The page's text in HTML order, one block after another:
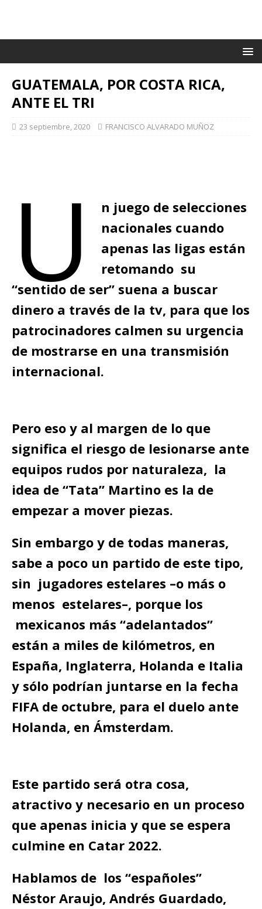
GUATEMALA, POR COSTA RICA,
ANTE EL TRI
23 septiembre, 2020 FRANCISCO ALVARADO MUÑOZ
U
n juego de selecciones
nacionales cuando
apenas las ligas están
retomando su
“sentido de ser” suena a buscar
dinero a través de la tv, para que los
patrocinadores calmen su urgencia
de mostrarse en una transmisión
internacional.
Pero eso y al margen de lo que
significa el riesgo de lesionarse ante
equipos rudos por naturaleza, la
idea de “Tata” Martino es la de
empezar a mover piezas.
Sin embargo y de todas maneras,
sabe a poco un partido de este tipo,
sin jugadores estelares –o más o
menos estelares–, porque los
mexicanos más “adelantados”
están a miles de kilómetros, en
España, Inglaterra, Holanda e Italia
y sólo podrían juntarse en la fecha
FIFA de octubre, para el duelo ante
Holanda, en Ámsterdam.
Este partido será otra cosa,
atractivo y necesario en un proceso
que apenas inicia y que se espera
culmine en Catar 2022.
Hablamos de los “españoles”
Néstor Araujo, Andrés Guardado,